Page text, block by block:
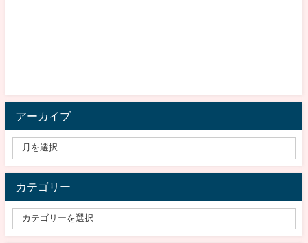
アーカイブ
カテゴリー